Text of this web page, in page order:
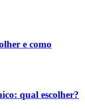
e como
qual escolher?